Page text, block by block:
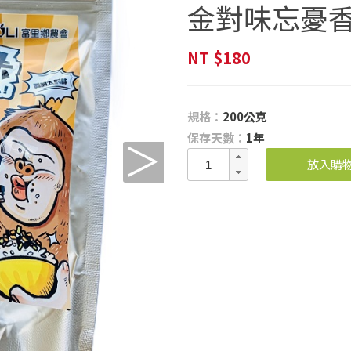
＞
金對味忘憂
NT $180
規格： 200公克
保存天數： 1年
放入購